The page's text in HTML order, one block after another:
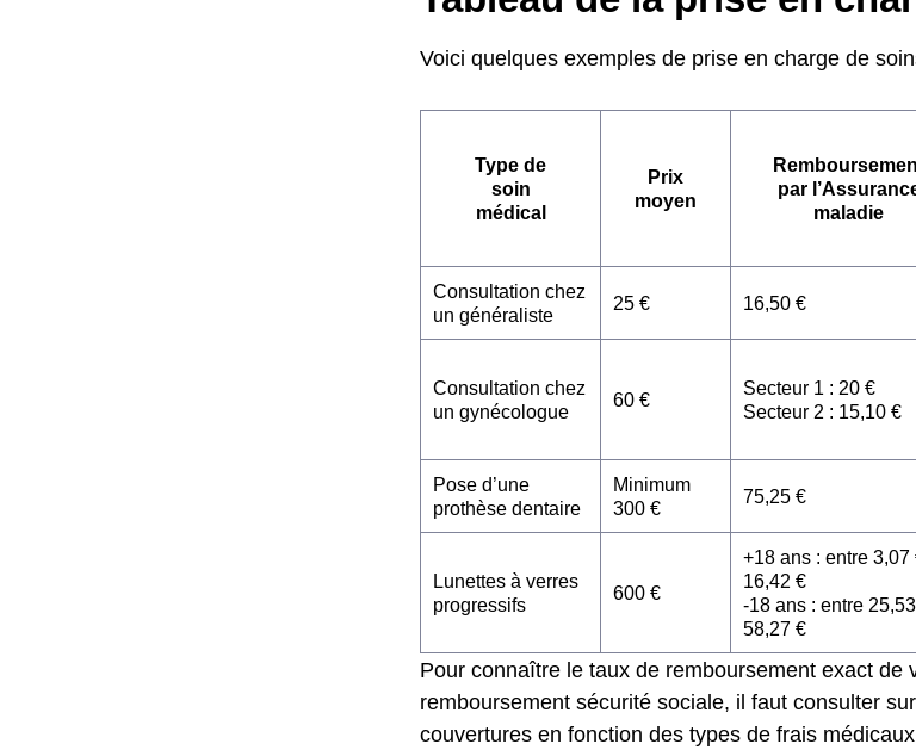
Voici quelques exemples de prise en charge de
Type de
soin
médical
Prix
moyen
par
maladie
Consultation chez
un généraliste
25 € 16,50 €
Consultation chez
un gynécologue
60 €
Secteur 1 : 20 €
Secteur 2 : 15,10 €
Pose d’une
prothèse dentaire
Minimum
300 €
75,25 €
Lunettes à verres
progressifs
600 €
+18 ans : entre 3,07
16,42 €
-18 ans : entre
58,27 €
Pour connaître le taux de remboursement exact
remboursement sécurité sociale, il faut consulter
couvertures en fonction des types de frais